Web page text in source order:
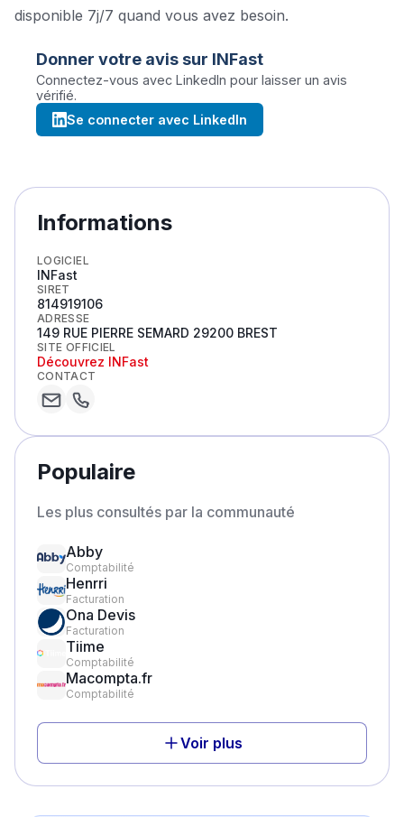
disponible 7j/7 quand vous avez besoin.
Donner votre avis sur INFast
Connectez-vous avec LinkedIn pour laisser un avis
vérifié.
Se connecter avec LinkedIn
Informations
LOGICIEL
INFast
SIRET
814919106
ADRESSE
149 RUE PIERRE SEMARD 29200 BREST
SITE OFFICIEL
Découvrez INFast
CONTACT
Populaire
Les plus consultés par la communauté
Abby
Comptabilité
Henrri
Facturation
Ona Devis
Facturation
Tiime
Comptabilité
Macompta.fr
Comptabilité
Voir plus